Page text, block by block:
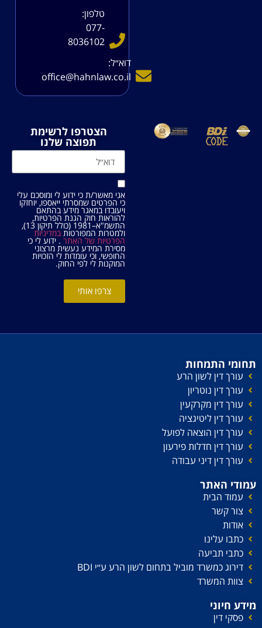
טלפון:
077-
8036102
דוא׳׳ל:
office@hahnlaw.co.il
הצטרפו לרשימת
תפוצה שלנו
אני מאשר/ת כי ידוע לי ומוסכם עלי
כי הפרטים שמסרתי ייאספו, יוחזקו
ויעובדו במאגר מידע בהתאם
להוראות חוק הגנת הפרטיות,
התשמ"א–1981 (כולל תיקון 13),
ולמטרות המפורטותבמדיניות
הפרטיות של האתר . ידוע לי כי
מסירת המידע נעשית מרצוני
החופשי, וכי עומדות לי הזכויות
המוקנות לי לפי החוק.
צרפו אותי
תחומי התמחות
עורך דין לשון הרע
עורך דין נוטריון
עורך דין מקרקעין
עורך דין ליטיגציה
עורך דין הוצאה לפועל
עורך דין חדלות פירעון
עורך דין דיני עבודה
עמודי האתר
עמוד הבית
צור קשר
אודות
כתבו עלינו
כתבי תביעה
דירוג כמשרד מוביל בתחום לשון הרע ע׳׳י BDI
צוות המשרד
מידע חיוני
פסקי דין